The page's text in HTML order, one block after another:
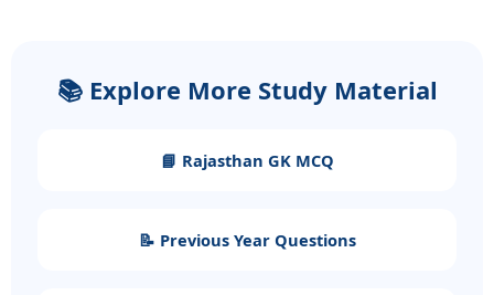
📚 Explore More Study Material
📘 Rajasthan GK MCQ
📝 Previous Year Questions